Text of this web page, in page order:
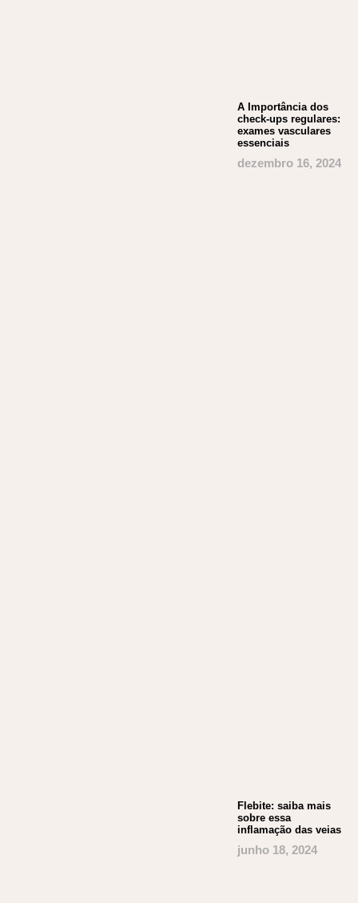
A Importância dos
check-ups regulares:
exames vasculares
essenciais
dezembro 16, 2024
Flebite: saiba mais
sobre essa
inflamação das veias
junho 18, 2024